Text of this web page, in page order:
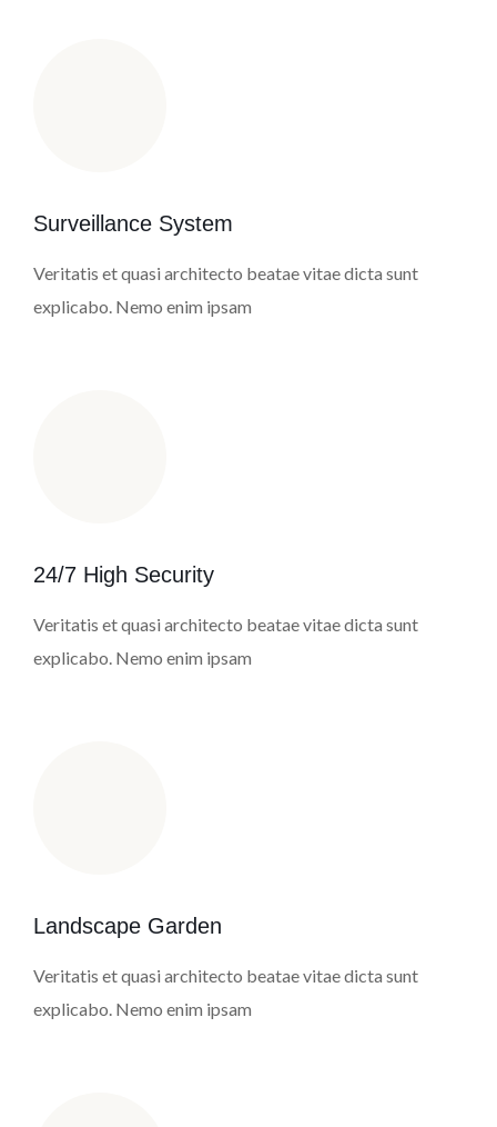
Surveillance System
Veritatis et quasi architecto beatae vitae dicta sunt
explicabo. Nemo enim ipsam
24/7 High Security
Veritatis et quasi architecto beatae vitae dicta sunt
explicabo. Nemo enim ipsam
Landscape Garden
Veritatis et quasi architecto beatae vitae dicta sunt
explicabo. Nemo enim ipsam